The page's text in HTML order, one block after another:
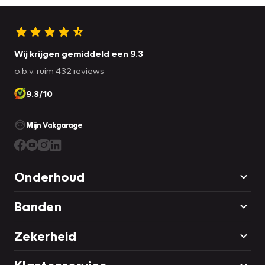
Wij krijgen gemiddeld een 9.3
o.b.v. ruim 432 reviews
9.3/10
Mijn Vakgarage
Onderhoud
Banden
Zekerheid